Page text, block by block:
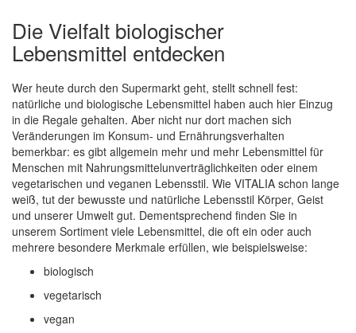
Die Vielfalt biologischer
Lebensmittel entdecken
Wer heute durch den Supermarkt geht, stellt schnell fest:
natürliche und biologische Lebensmittel haben auch hier Einzug
in die Regale gehalten. Aber nicht nur dort machen sich
Veränderungen im Konsum- und Ernährungsverhalten
bemerkbar: es gibt allgemein mehr und mehr Lebensmittel für
Menschen mit Nahrungsmittelunverträglichkeiten oder einem
vegetarischen und veganen Lebensstil. Wie VITALIA schon lange
weiß, tut der bewusste und natürliche Lebensstil Körper, Geist
und unserer Umwelt gut. Dementsprechend finden Sie in
unserem Sortiment viele Lebensmittel, die oft ein oder auch
mehrere besondere Merkmale erfüllen, wie beispielsweise:
biologisch
vegetarisch
vegan